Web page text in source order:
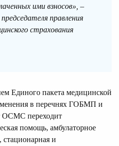
ими взносов», –
правления
страхования
Единого пакета медицинской
в перечнях ГОБМП и
ОСМС переходит
помощь, амбулаторное
стационарная и